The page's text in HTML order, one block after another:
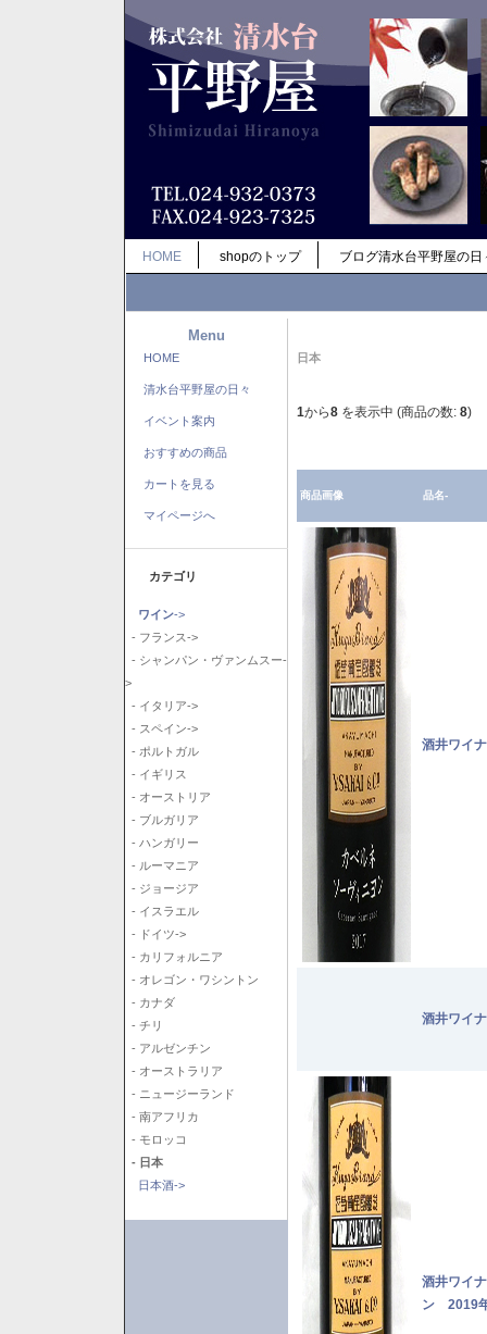
HOME shopのトップ ブログ清水台平野屋の日
Menu
HOME
清水台平野屋の日々
イベント案内
おすすめの商品
カートを見る
マイページへ
カテゴリ
ワイン->
- フランス->
- シャンパン・ヴァンムスー-
>
- イタリア->
- スペイン->
- ポルトガル
- イギリス
- オーストリア
- ブルガリア
- ハンガリー
- ルーマニア
- ジョージア
- イスラエル
- ドイツ->
- カリフォルニア
- オレゴン・ワシントン
- カナダ
- チリ
- アルゼンチン
- オーストラリア
- ニュージーランド
- 南アフリカ
- モロッコ
- 日本
日本酒->
日本
1から8 を表示中 (商品の数: 8)
商品画像 品名-
酒井ワイ
酒井ワイ
酒井ワイ
ン 2019